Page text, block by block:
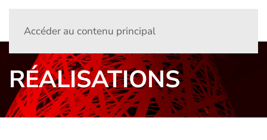
Accéder au contenu principal
RÉALISATIONS